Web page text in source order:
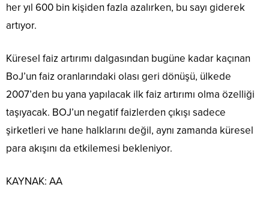
her yıl 600 bin kişiden fazla azalırken, bu sayı giderek
artıyor.
Küresel faiz artırımı dalgasından bugüne kadar kaçınan
BoJ’un faiz oranlarındaki olası geri dönüşü, ülkede
2007’den bu yana yapılacak ilk faiz artırımı olma özelliği
taşıyacak. BOJ’un negatif faizlerden çıkışı sadece
şirketleri ve hane halklarını değil, aynı zamanda küresel
para akışını da etkilemesi bekleniyor.
KAYNAK: AA